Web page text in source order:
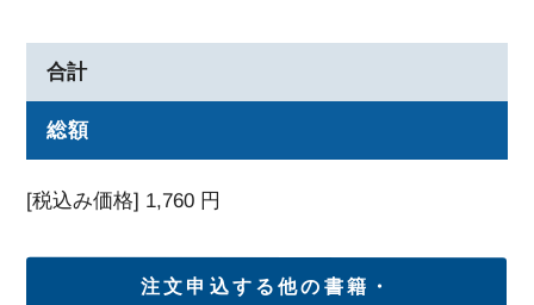
合計
総額
[税込み価格] 1,760 円
注文申込する他の書籍・